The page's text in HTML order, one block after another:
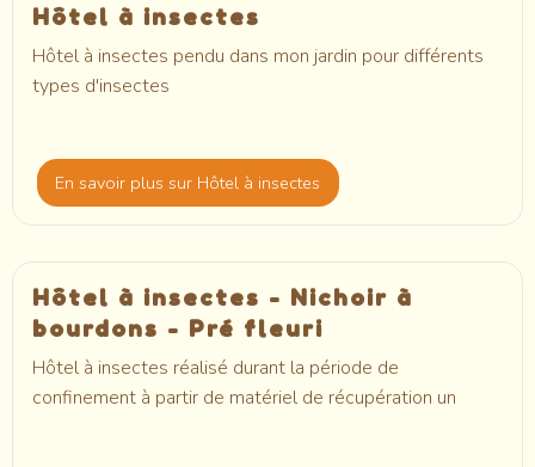
Hôtel à insectes
Hôtel à insectes pendu dans mon jardin pour différents
types d'insectes
En savoir plussur Hôtel à insectes
Hôtel à insectes - Nichoir à
bourdons - Pré fleuri
Hôtel à insectes réalisé durant la période de
confinement à partir de matériel de récupération un